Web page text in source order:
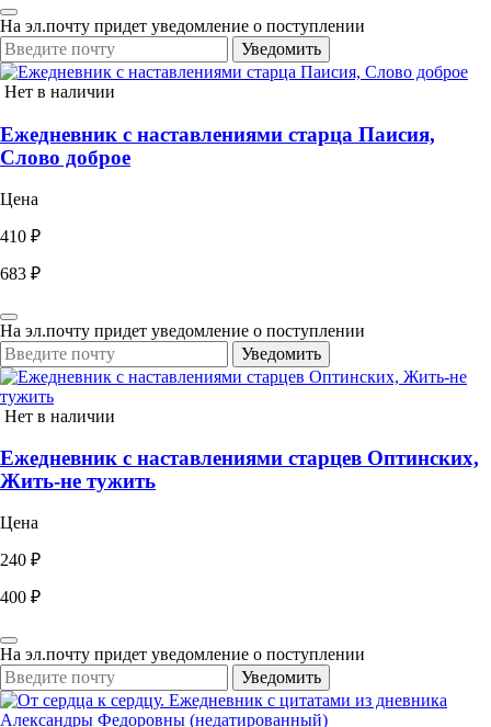
На эл.почту придет уведомление о поступлении
Уведомить
Нет в наличии
Ежедневник с наставлениями старца Паисия,
Слово доброе
Цена
410 ₽
683 ₽
На эл.почту придет уведомление о поступлении
Уведомить
Нет в наличии
Ежедневник с наставлениями старцев Оптинских,
Жить-не тужить
Цена
240 ₽
400 ₽
На эл.почту придет уведомление о поступлении
Уведомить